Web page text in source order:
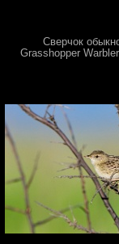
Сверчок
Grasshopper